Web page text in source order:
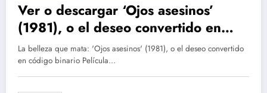
Ver o descargar ‘Ojos asesinos’
(1981), o el deseo convertido en
código binario
La belleza que mata: 'Ojos asesinos' (1981), o el deseo convertido
en código binario Película…